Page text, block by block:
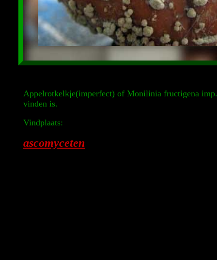
Appelrotkelkje(imperfect) of Monilinia fructigena
vinden is.
Vindplaats:
ascomyceten